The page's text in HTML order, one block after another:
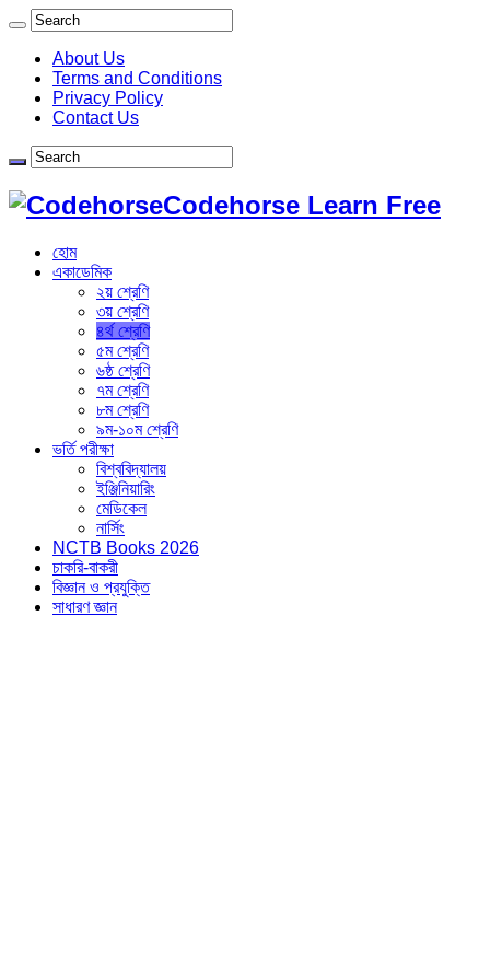
About Us
Terms and Conditions
Privacy Policy
Contact Us
Codehorse Learn Free
হোম
একাডেমিক
২য় শ্রেণি
৩য় শ্রেণি
৪র্থ শ্রেণি
৫ম শ্রেণি
৬ষ্ঠ শ্রেণি
৭ম শ্রেণি
৮ম শ্রেণি
৯ম-১০ম শ্রেণি
ভর্তি পরীক্ষা
বিশ্ববিদ্যালয়
ইঞ্জিনিয়ারিং
মেডিকেল
নার্সিং
NCTB Books 2026
চাকরি-বাকরী
বিজ্ঞান ও প্রযুক্তি
সাধারণ জ্ঞান